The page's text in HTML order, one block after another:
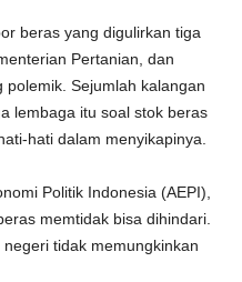
beras yang digulirkan tiga
Pertanian, dan
polemik. Sejumlah kalangan
lembaga itu soal stok beras
hati dalam menyikapinya.
Politik Indonesia (AEPI),
memtidak bisa dihindari.
tidak memungkinkan